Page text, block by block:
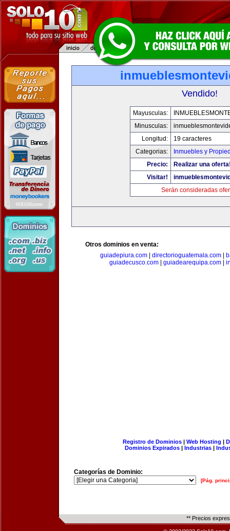
Vendido!
Mayusculas:
Minusculas:
Longitud:
19 caracteres
Categorias:
Inmuebles y
Precio:
Realizar una
Visitar!
Serán consideradas
Otros dominios en venta:
guiadepiura.com
directorioguatemala.com
guiadecusco.com| guiadearequipa.com|
Registro de Dominios| Web Hosting |
Dominios Expirados | Industrias |
Categorías de Dominio:
[Pág.
** Precios